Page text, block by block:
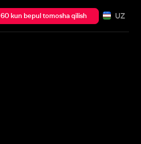
60 kun bepul tomosha qilish UZ